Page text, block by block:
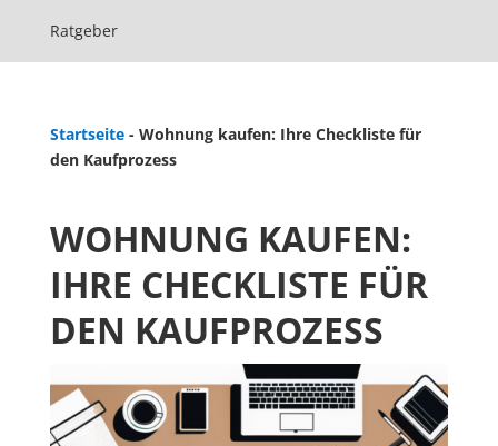
Ratgeber
Startseite- Wohnung kaufen: Ihre Checkliste für
den Kaufprozess
WOHNUNG KAUFEN:
IHRE CHECKLISTE FÜR
DEN KAUFPROZESS